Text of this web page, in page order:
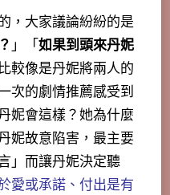
，大家議論紛紛的是
」「如果到頭來丹妮
較像是丹妮將兩人的
次的劇情推薦感受到
妮會這樣？她為什麼
妮故意陷害，最主要
」而讓丹妮決定聽
愛或承諾、付出是有